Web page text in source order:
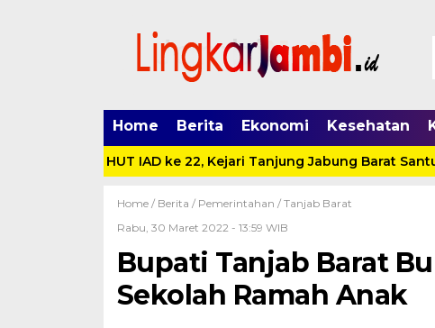
Home Berita Ekonomi Kesehatan
62 dan HUT IAD ke 22, Kejari Tanjung Jabung Barat Santuni
Home / Berita / Pemerintahan / Tanjab Barat
Rabu, 30 Maret 2022 - 13:59 WIB
Bupati Tanjab Barat
Sekolah Ramah Anak